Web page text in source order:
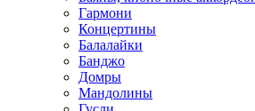
Гармони
Концертины
Балалайки
Банджо
Домры
Мандолины